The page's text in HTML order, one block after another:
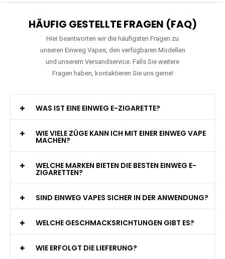
HÄUFIG GESTELLTE FRAGEN (FAQ)
Hier beantworten wir die häufigsten Fragen zu
unseren Einweg Vapes, den verfügbaren Modellen
und unserem Versandservice. Falls Sie weitere
Fragen haben, kontaktieren Sie uns gerne!
WAS IST EINE EINWEG E-ZIGARETTE?
WIE VIELE ZÜGE KANN ICH MIT EINER EINWEG VAPE
MACHEN?
WELCHE MARKEN BIETEN DIE BESTEN EINWEG E-
ZIGARETTEN?
SIND EINWEG VAPES SICHER IN DER ANWENDUNG?
WELCHE GESCHMACKSRICHTUNGEN GIBT ES?
WIE ERFOLGT DIE LIEFERUNG?